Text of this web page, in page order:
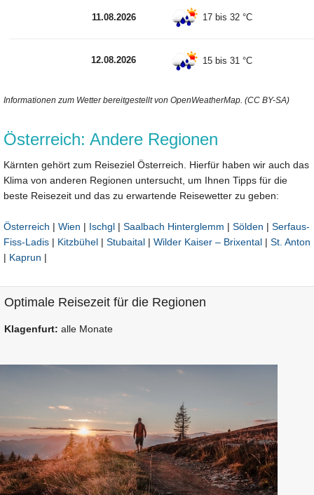
11.08.2026 17 bis 32 °C
12.08.2026 15 bis 31 °C
Informationen zum Wetter bereitgestellt von OpenWeatherMap. (CC BY-SA)
Österreich: Andere Regionen
Kärnten gehört zum Reiseziel Österreich. Hierfür haben wir auch das
Klima von anderen Regionen untersucht, um Ihnen Tipps für die
beste Reisezeit und das zu erwartende Reisewetter zu geben:
Österreich | Wien | Ischgl | Saalbach Hinterglemm | Sölden | Serfaus-
Fiss-Ladis | Kitzbühel | Stubaital | Wilder Kaiser – Brixental | St. Anton
| Kaprun |
Optimale Reisezeit für die Regionen
Klagenfurt: alle Monate